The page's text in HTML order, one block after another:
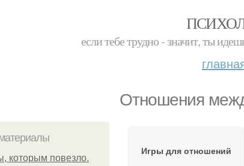
если тебе трудно - значит, ты
Отношения
которым повезло.
Игры для отношений